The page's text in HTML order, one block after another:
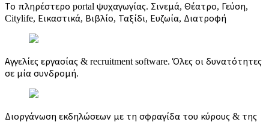
Το πληρέστερο portal ψυχαγωγίας. Σινεμά, Θέατρο, Γεύση,
Citylife, Εικαστικά, Βιβλίο, Ταξίδι, Ευζωία, Διατροφή
Αγγελίες εργασίας & recruitment software. Όλες οι δυνατότητες
σε μία συνδρομή.
Διοργάνωση εκδηλώσεων με τη σφραγίδα του κύρους & της